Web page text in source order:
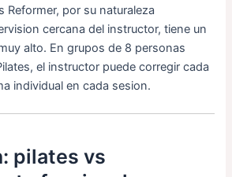
Reformer, por su naturaleza
cercana del instructor, tiene un
alto. En grupos de 8 personas
el instructor puede corregir cada
individual en cada sesion.
pilates vs